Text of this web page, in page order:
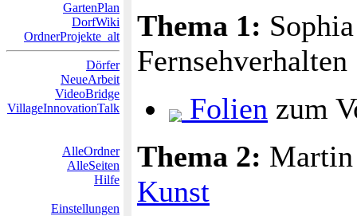
GartenPlan
DorfWiki
OrdnerProjekte_alt
Dörfer
NeueArbeit
VideoBridge
VillageInnovationTalk
AlleOrdner
AlleSeiten
Hilfe
Einstellungen
Thema 1:
Fernsehverhalten
Folien zum
Thema 2: Martin
Kunst